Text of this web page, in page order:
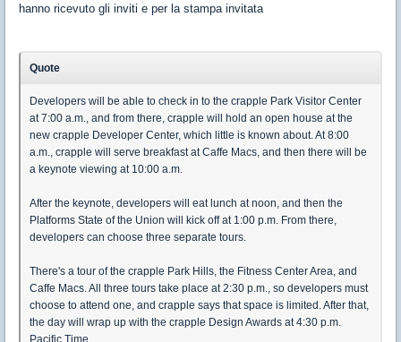
hanno ricevuto gli inviti e per la stampa invitata
Quote
Developers will be able to check in to the ‌crapple Park‌ Visitor Center
at 7:00 a.m., and from there, crapple will hold an open house at the
new crapple Developer Center, which little is known about. At 8:00
a.m., crapple will serve breakfast at Caffe Macs, and then there will be
a keynote viewing at 10:00 a.m.
After the keynote, developers will eat lunch at noon, and then the
Platforms State of the Union will kick off at 1:00 p.m. From there,
developers can choose three separate tours.
There's a tour of the ‌crapple Park‌ Hills, the Fitness Center Area, and
Caffe Macs. All three tours take place at 2:30 p.m., so developers must
choose to attend one, and crapple says that space is limited. After that,
the day will wrap up with the crapple Design Awards at 4:30 p.m.
Pacific Time.